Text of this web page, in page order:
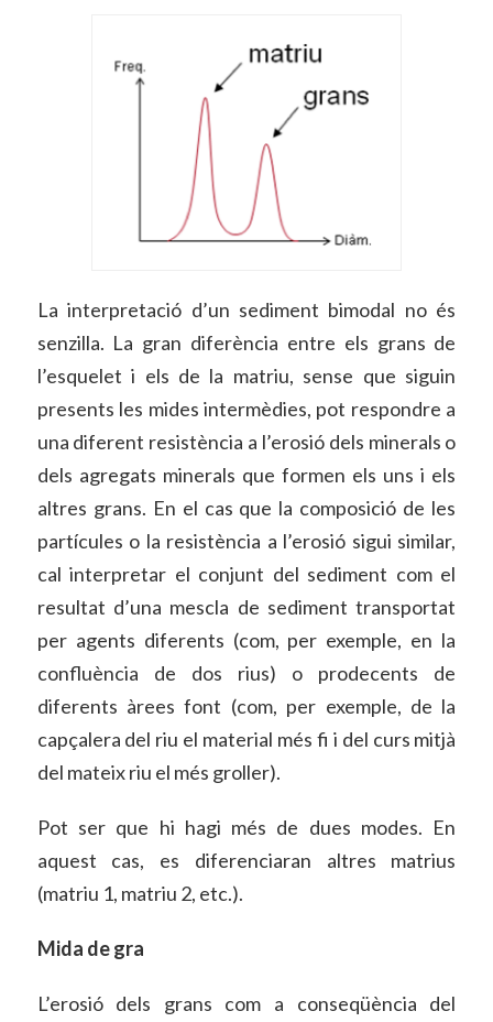
La interpretació d’un sediment bimodal no és
senzilla. La gran diferència entre els grans de
l’esquelet i els de la matriu, sense que siguin
presents les mides intermèdies, pot respondre a
una diferent resistència a l’erosió dels minerals o
dels agregats minerals que formen els uns i els
altres grans. En el cas que la composició de les
partícules o la resistència a l’erosió sigui similar,
cal interpretar el conjunt del sediment com el
resultat d’una mescla de sediment transportat
per agents diferents (com, per exemple, en la
confluència de dos rius) o prodecents de
diferents àrees font (com, per exemple, de la
capçalera del riu el material més fi i del curs mitjà
del mateix riu el més groller).
Pot ser que hi hagi més de dues modes. En
aquest cas, es diferenciaran altres matrius
(matriu 1, matriu 2, etc.).
Mida de gra
L’erosió dels grans com a conseqüència del